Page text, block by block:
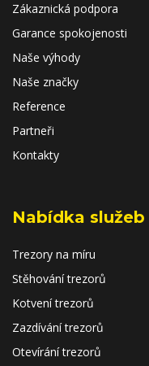
Zákaznická podpora
Garance spokojenosti
Naše výhody
Naše značky
Reference
Partneři
Kontakty
Nabídka služeb
Trezory na míru
Stěhování trezorů
Kotvení trezorů
Zazdívání trezorů
Otevírání trezorů